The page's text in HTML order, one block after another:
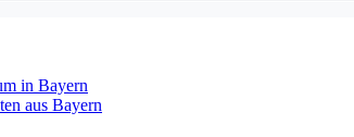
in Bayern
aus Bayern